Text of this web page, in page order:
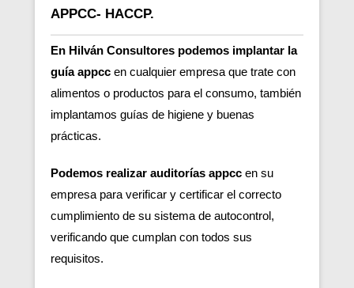
APPCC- HACCP.
En Hilván Consultores podemos implantar la
guía appcc en cualquier empresa que trate con
alimentos o productos para el consumo, también
implantamos guías de higiene y buenas
prácticas.
Podemos realizar auditorías appcc en su
empresa para verificar y certificar el correcto
cumplimiento de su sistema de autocontrol,
verificando que cumplan con todos sus
requisitos.